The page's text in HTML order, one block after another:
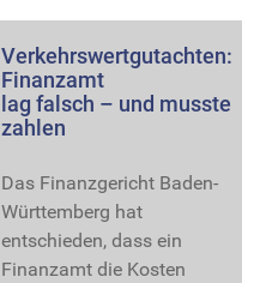
Verkehrswertgutachten:
Finanzamt
lag falsch – und musste
zahlen
Das Finanzgericht Baden-
Württemberg hat
entschieden, dass ein
Finanzamt die Kosten